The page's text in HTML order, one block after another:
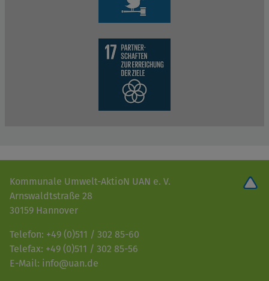
Kommunale Umwelt-AktioN UAN e. V.
Arnswaldtstraße 28
30159 Hannover
Telefon: +49 (0)511 / 302 85-60
Telefax: +49 (0)511 / 302 85-56
E-Mail: info@uan.de